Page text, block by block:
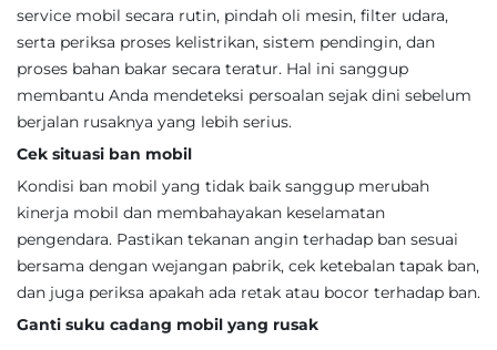
service mobil secara rutin, pindah oli mesin, filter udara,
serta periksa proses kelistrikan, sistem pendingin, dan
proses bahan bakar secara teratur. Hal ini sanggup
membantu Anda mendeteksi persoalan sejak dini sebelum
berjalan rusaknya yang lebih serius.
Cek situasi ban mobil
Kondisi ban mobil yang tidak baik sanggup merubah
kinerja mobil dan membahayakan keselamatan
pengendara. Pastikan tekanan angin terhadap ban sesuai
bersama dengan wejangan pabrik, cek ketebalan tapak ban,
dan juga periksa apakah ada retak atau bocor terhadap ban.
Ganti suku cadang mobil yang rusak